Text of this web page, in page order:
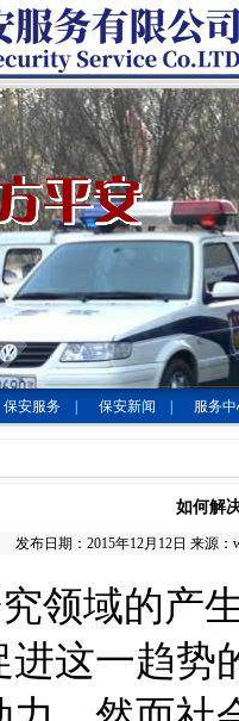
保安服务 保安新闻 服务
如何解
发布日期：2015年12月12日 来源：
领域的产
进这一趋势